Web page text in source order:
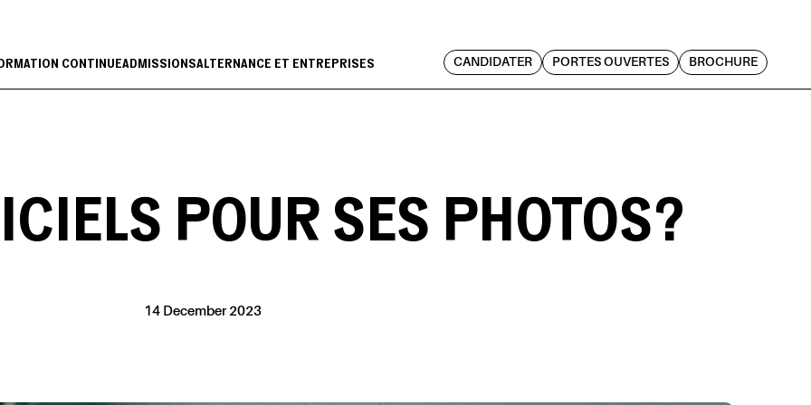
CONTINUEADMISSIONSALTERNANCE ET ENTREPRISES CANDIDATER PORTES OUVERTES BROCHURE
POUR SES PHOTOS ?
14 December 2023